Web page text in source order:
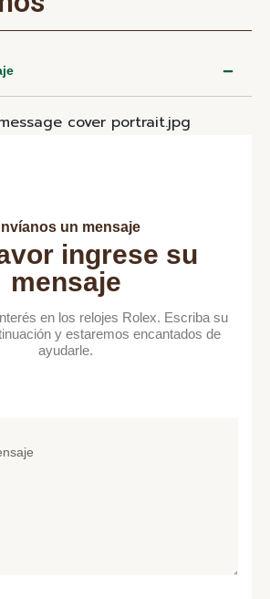
un mensaje
ingrese su
mensaje
en los relojes Rolex. Escriba su
y estaremos encantados de
ayudarle.